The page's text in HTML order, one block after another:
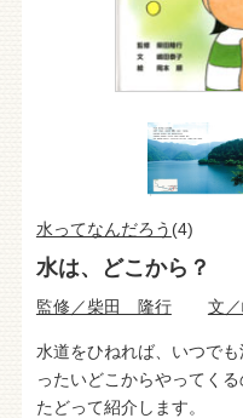
水ってなんだろう (4)
水は、どこから？
監修／柴田 隆行 文
水道をひねれば、いつで
ったいどこからやってく
たどって紹介します。